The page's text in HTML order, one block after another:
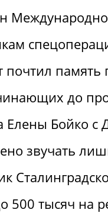
почтил
до
Елены Бойко
звучать
500 тысяч на